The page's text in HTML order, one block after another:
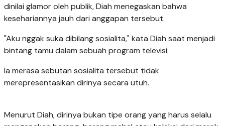
dinilai glamor oleh publik, Diah menegaskan bahwa
kesehariannya jauh dari anggapan tersebut.
"Aku nggak suka dibilang sosialita," kata Diah saat menjadi
bintang tamu dalam sebuah program televisi.
Ia merasa sebutan sosialita tersebut tidak
merepresentasikan dirinya secara utuh.
Menurut Diah, dirinya bukan tipe orang yang harus selalu